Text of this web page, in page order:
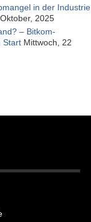
in der Industrie
2025
– Bitkom-
Start Mittwoch, 22